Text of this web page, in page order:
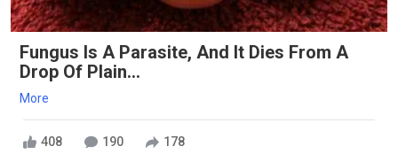
Fungus Is A Parasite, And It Dies From A
Drop Of Plain...
More
408 190 178